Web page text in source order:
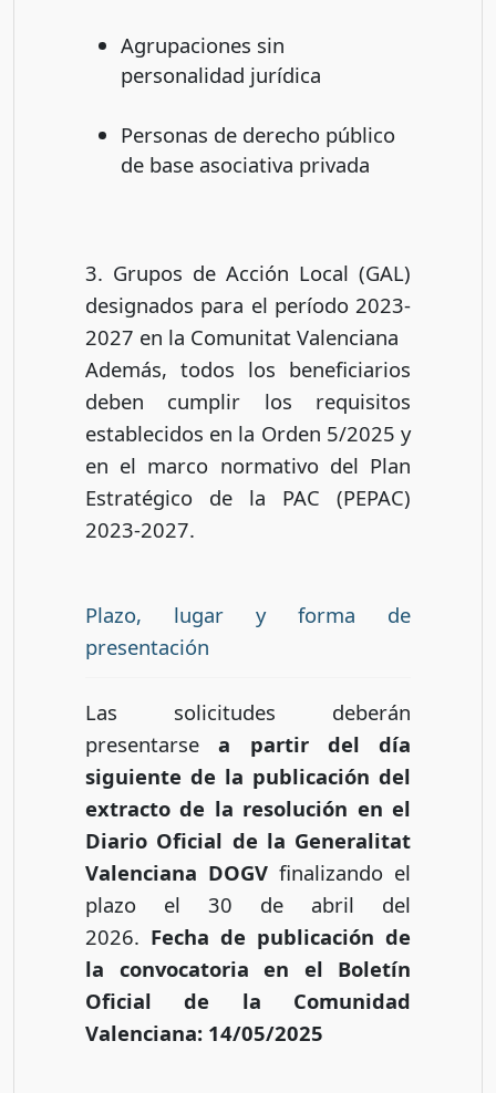
Agrupaciones sin
personalidad jurídica
Personas de derecho público
de base asociativa privada
3. Grupos de Acción Local (GAL)
designados para el período 2023-
2027 en la Comunitat Valenciana
Además, todos los beneficiarios
deben cumplir los requisitos
establecidos en la Orden 5/2025 y
en el marco normativo del Plan
Estratégico de la PAC (PEPAC)
2023-2027.
Plazo, lugar y forma de
presentación
Las solicitudes deberán
presentarsea partir del día
siguiente de la publicación del
extracto de la resolución en el
Diario Oficial de la Generalitat
Valenciana DOGV finalizando el
plazo el 30 de abril del
2026. Fecha de publicación de
la convocatoria en el Boletín
Oficial de la Comunidad
Valenciana: 14/05/2025